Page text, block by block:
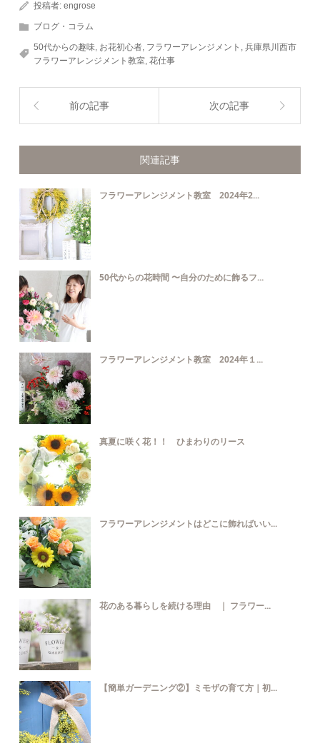
投稿者:engrose
ブログ・コラム
50代からの趣味, お花初心者, フラワーアレンジメント ,兵庫県川西市
フラワーアレンジメント教室,花仕事
前の記事 次の記事
関連記事
フラワーアレンジメント教室 2024年2...
50代からの花時間 〜自分のために飾るフ...
フラワーアレンジメント教室 2024年１...
真夏に咲く花！！ ひまわりのリース
フラワーアレンジメントはどこに飾ればいい...
花のある暮らしを続ける理由 ｜ フラワー...
【簡単ガーデニング②】ミモザの育て方｜初...